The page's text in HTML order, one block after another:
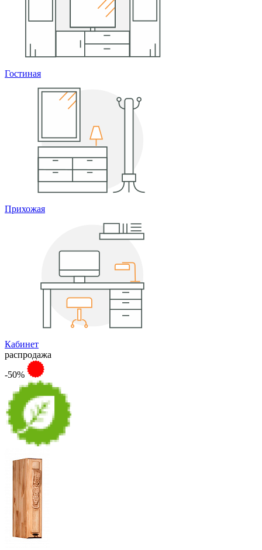
Гостиная
Прихожая
Кабинет
распродажа
-50%